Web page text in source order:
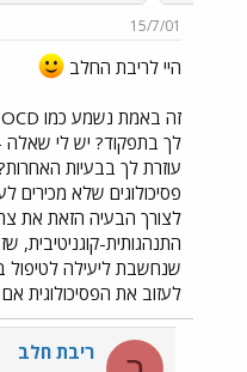
15/7/01
היי לריבת החלב
לך בתפקוד? יש לי שאלה
עוזרת לך בבעיות
פסיכולוגים שלא מכירים
לצורך הבעיה הזאת את
התנהגותית-קוגניטיבית,
לעזוב את הפסיכולוגית
ריבת חלב